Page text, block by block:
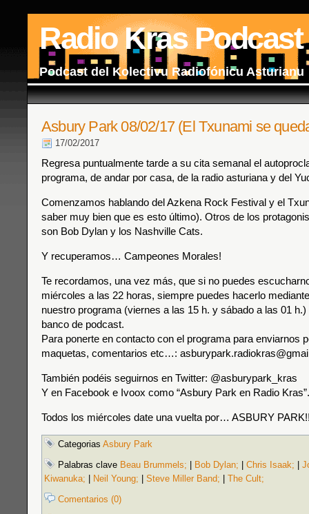
Radio Kras Podcast
Podcast del Kolectivu Radiofónicu Asturianu
Asbury Park 08/02/17 (El Txunami se
17/02/2017
Regresa puntualmente tarde a su cita semanal el
programa, de andar por casa, de la radio asturiana y del
Comenzamos hablando del Azkena Rock Festival y el
saber muy bien que es esto último). Otros de los
son Bob Dylan y los Nashville Cats.
Y recuperamos… Campeones Morales!
Te recordamos, una vez más, que si no puedes
miércoles a las 22 horas, siempre puedes hacerlo
nuestro programa (viernes a las 15 h. y sábado a las 01
banco de podcast.
Para ponerte en contacto con el programa para enviarnos
maquetas, comentarios etc…:
También podéis seguirnos en Twitter: @asburypark_kras
Y en Facebook e Ivoox como “Asbury Park en Radio Kras”.
Todos los miércoles date una vuelta por… ASBURY
Categorias Asbury Park
Palabras clave Beau Brummels; Bob Dylan; Chris Isaak;
Kiwanuka;
Neil Young; Steve Miller Band;
The Cult;
Comentarios (0)